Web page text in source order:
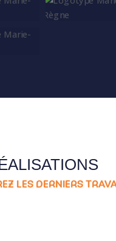
LES DERNIERS